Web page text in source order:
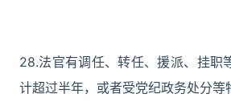
28.法官有调任、转任、援派、挂职
计超过半年，或者受党纪政务处分等